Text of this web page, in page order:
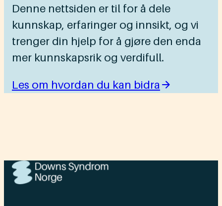
Denne nettsiden er til for å dele
kunnskap, erfaringer og innsikt, og vi
trenger din hjelp for å gjøre den enda
mer kunnskapsrik og verdifull.
Les om hvordan du kan bidra